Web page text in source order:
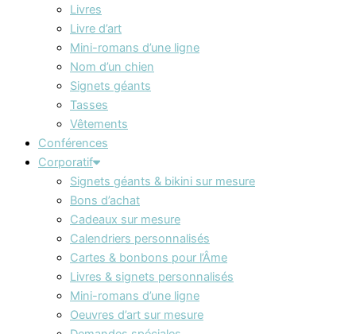
Livres
Livre d’art
Mini-romans d’une ligne
Nom d’un chien
Signets géants
Tasses
Vêtements
Conférences
Corporatif
Signets géants & bikini sur mesure
Bons d’achat
Cadeaux sur mesure
Calendriers personnalisés
Cartes & bonbons pour l’Âme
Livres & signets personnalisés
Mini-romans d’une ligne
Oeuvres d’art sur mesure